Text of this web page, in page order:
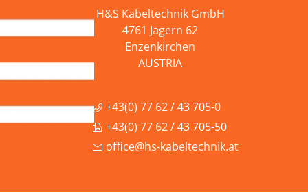
H&S Kabeltechnik GmbH
4761 Jagern 62
Enzenkirchen
AUSTRIA
+43(0) 77 62 / 43 705-0
+43(0) 77 62 / 43 705-50
office@hs-kabeltechnik.at